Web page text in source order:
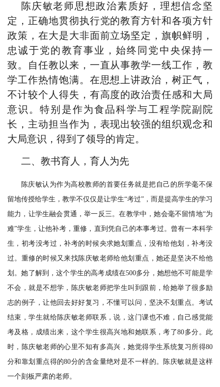
陈庆敏老师思想政治素质好，理想信念坚
定，正确地贯彻执行党的教育方针和各项方针
政策，在大是大非面前立场坚定，旗帜鲜明，
忠诚于党的教育事业，始终同党中央保持一
致。自任教以来，一直从事教学一线工作，教
学工作热情饱满。在思想上讲政治，树正气，
不计较个人得失，有高度的政治责任感和大局
意识。特别是作为食品科学与工程学院副院
长，主动担当作为，表现出较强的组织观念和
大局意识，得到了领导的肯定。
二、教书育人，育人为先
陈庆敏认为作为高校教师的首要任务就是把自己的所学毫不保
留地传授给学生，教学不仅仅是让学生“考过”，而是提高学生的学习
能力，让学生融会贯通，举一反三。在教学中，她会毫不留情地“为
难”学生，让他补考，重修，直到凭自己的本事考过。曾有一本科学
生，初考没考过，补考的时候央求她划重点，没有给他划，补考没
过。重修的时候又来找陈庆敏老师给他划重点，她还是坚决不给他
划。她了解到，这个学生的高考成绩在500多分，她想他不可能是学
不会，就是不想学，陈庆敏老师把学生叫到跟前，给她举了很多励
志的例子，让他回去好好复习，不懂可以问，坚决不划重点。考试
结束，学生就给陈庆敏老师联系，说，这门课也不难，自己感觉能
考及格，成绩出来，这个学生很高兴地和她联系，考了80多分。此
时，陈庆敏老师的心里不知有多高兴，她觉得学生系统复习所得80
分和靠划重点得的80分的含金量绝对是不一样的。陈庆敏就是这样
一个刻板严肃的老师。